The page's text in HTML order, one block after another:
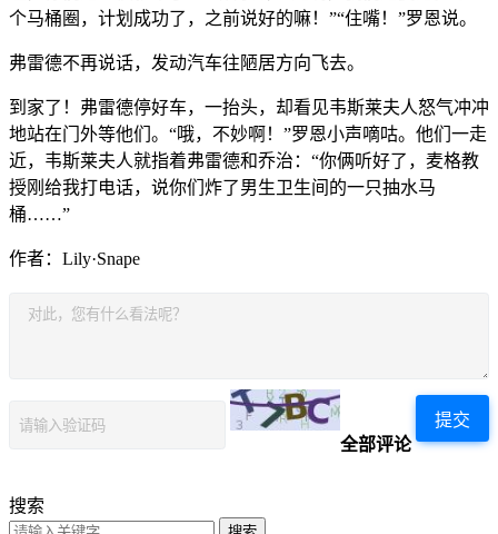
个马桶圈，计划成功了，之前说好的嘛！”“住嘴！”罗恩说。
弗雷德不再说话，发动汽车往陋居方向飞去。
到家了！弗雷德停好车，一抬头，却看见韦斯莱夫人怒气冲冲
地站在门外等他们。“哦，不妙啊！”罗恩小声嘀咕。他们一走
近，韦斯莱夫人就指着弗雷德和乔治：“你俩听好了，麦格教
授刚给我打电话，说你们炸了男生卫生间的一只抽水马
桶……”
作者：Lily·Snape
提交
全部评论
搜索